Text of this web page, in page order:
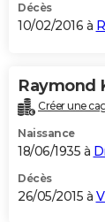
Décès
10/02/2016 à
Raymond
Créer une
Naissance
18/06/1935 à
Décès
26/05/2015 à